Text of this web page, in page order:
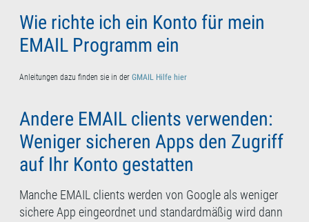
Wie richte ich ein Konto für mein
EMAIL Programm ein
Anleitungen dazu finden sie in der GMAIL Hilfe hier
Andere EMAIL clients verwenden:
Weniger sicheren Apps den Zugriff
auf Ihr Konto gestatten
Manche EMAIL clients werden von Google als weniger
sichere App eingeordnet und standardmäßig wird dann